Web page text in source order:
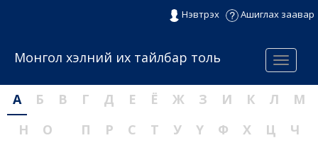
Нэвтрэх Ашиглах заавар
Menu
Монгол хэлний их тайлбар толь
А Б В Г Д Е Ё Ж З И К Л
М
Н
О П Р С Т У Ү Ф Х Ц
Ч